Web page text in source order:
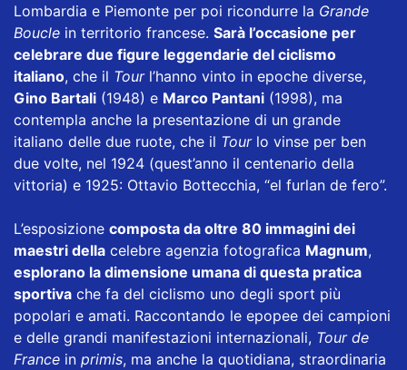
Lombardia e Piemonte per poi ricondurre la Grande
Boucle in territorio francese. Sarà l’occasione per
celebrare due figure leggendarie del ciclismo
italiano, che il Tourl’hanno vinto in epoche diverse,
Gino Bartali (1948) e Marco Pantani (1998), ma
contempla anche la presentazione di un grande
italiano delle due ruote, che il Tourlo vinse per ben
due volte, nel 1924 (quest’anno il centenario della
vittoria) e 1925: Ottavio Bottecchia, “el furlan de fero”.
L’esposizione composta da oltre 80 immagini dei
maestri della celebre agenzia fotografica Magnum,
esplorano la dimensione umana di questa pratica
sportiva che fa del ciclismo uno degli sport più
popolari e amati. Raccontando le epopee dei campioni
e delle grandi manifestazioni internazionali, Tour de
France in primis, ma anche la quotidiana, straordinaria